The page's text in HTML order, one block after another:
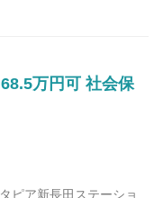
万円可 社会保
ピア新長田ステーショ